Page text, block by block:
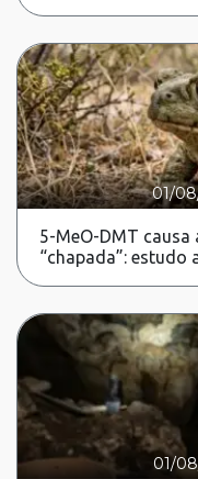
01/
5-MeO-DMT causa
“chapada”:
01/